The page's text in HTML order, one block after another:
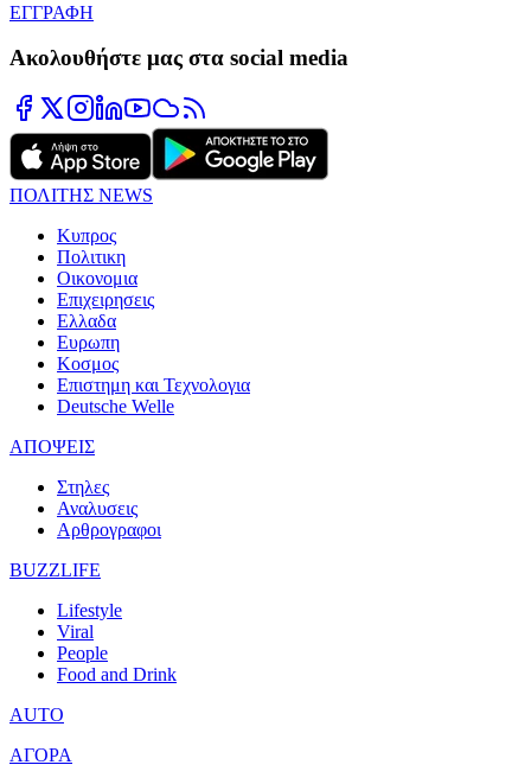
ΕΓΓΡΑΦΗ
Ακολουθήστε μας στα social media
ΠΟΛΙΤΗΣ NEWS
Κυπρος
Πολιτικη
Οικονομια
Επιχειρησεις
Ελλαδα
Ευρωπη
Κοσμος
Επιστημη και Τεχνολογια
Deutsche Welle
ΑΠΟΨΕΙΣ
Στηλες
Αναλυσεις
Αρθρογραφοι
BUZZLIFE
Lifestyle
Viral
People
Food and Drink
AUTO
ΑΓΟΡΑ